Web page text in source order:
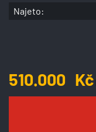
510.000 Kč
Najeto: